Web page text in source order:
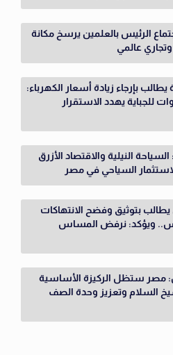
الرئيس بالعلمين يرسخ مكانة
عالمي
بإرجاء زيادة أسعار الكهرباء:
للجباية يهدد الاستقرار
رئيس إمكان IMKAN: السياحة النيلية والاقتصاد الأزرق
السياحي في مصر
يطالب بتوثيق وفضح الانتهاكات
ويؤكد: نرفض المساس
مصر ستظل الركيزة الأساسية
السلام وتعزيز وحدة الصف